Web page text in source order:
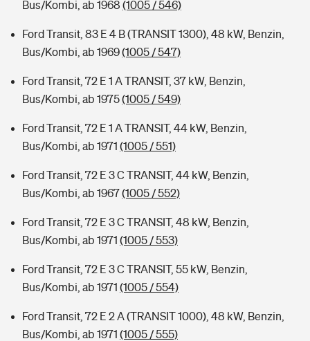
Bus/Kombi, ab 1968 (1005 / 546)
Ford Transit, 83 E 4 B (TRANSIT 1300), 48 kW, Benzin,
Bus/Kombi, ab 1969(1005 / 547)
Ford Transit, 72 E 1 A TRANSIT, 37 kW, Benzin,
Bus/Kombi, ab 1975(1005 / 549)
Ford Transit, 72 E 1 A TRANSIT, 44 kW, Benzin,
Bus/Kombi, ab 1971 (1005 / 551)
Ford Transit, 72 E 3 C TRANSIT, 44 kW, Benzin,
Bus/Kombi, ab 1967(1005 / 552)
Ford Transit, 72 E 3 C TRANSIT, 48 kW, Benzin,
Bus/Kombi, ab 1971 (1005 / 553)
Ford Transit, 72 E 3 C TRANSIT, 55 kW, Benzin,
Bus/Kombi, ab 1971 (1005 / 554)
Ford Transit, 72 E 2 A (TRANSIT 1000), 48 kW, Benzin,
Bus/Kombi, ab 1971 (1005 / 555)